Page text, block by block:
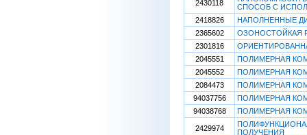
2430118
СПОСОБ С
2418826
НАПОЛНЕННЫЕ
2365602
ОЗОНОСТОЙКАЯ
2301816
2045551
ПОЛИМЕРНАЯ
2045552
ПОЛИМЕРНАЯ
2084473
ПОЛИМЕРНАЯ
94037756
ПОЛИМЕРНАЯ
94038768
ПОЛИМЕРНАЯ
2429974
ПОЛУЧЕНИЯ